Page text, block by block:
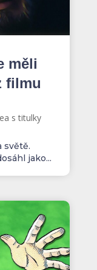
měli
filmu
s titulky
světě.
jako...